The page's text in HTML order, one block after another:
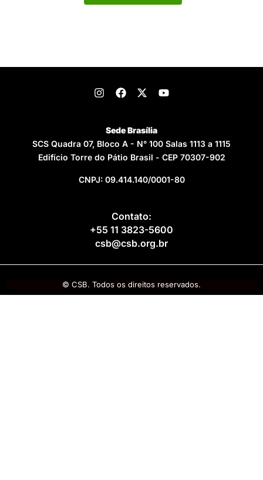
Sede Brasília
SCS Quadra 07, Bloco A - N° 100 Salas 1113 a 1115
Edifício Torre do Pátio Brasil - CEP 70307-902
CNPJ: 09.414.140/0001-80
Contato:
+55 11 3823-5600
csb@csb.org.br
© CSB. Todos os direitos reservados.